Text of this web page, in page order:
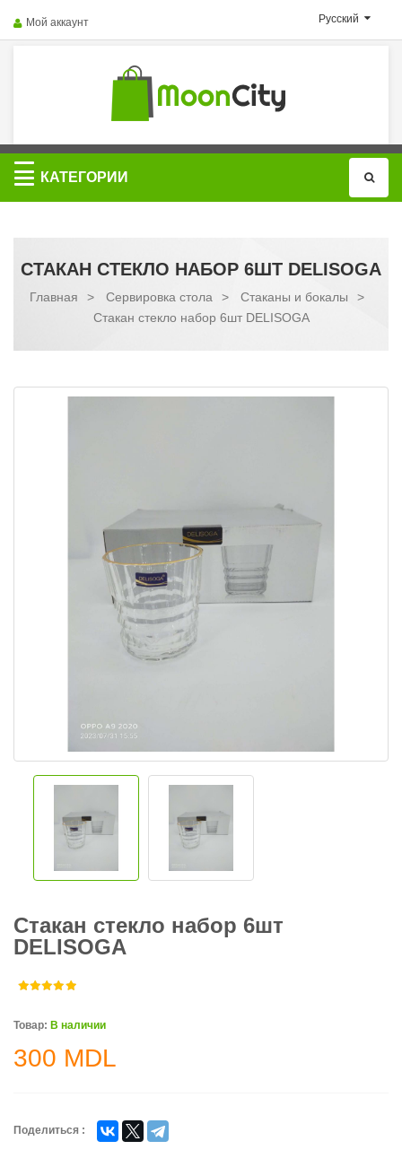
Русский
Мой аккаунт
Категории
КАТЕГОРИИ
СТАКАН СТЕКЛО НАБОР 6ШТ DELISOGA
Главная > Сервировка стола > Стаканы и бокалы
>
Стакан стекло набор 6шт DELISOGA
Стакан стекло набор 6шт
DELISOGA
Товар: В наличии
300 MDL
Поделиться :